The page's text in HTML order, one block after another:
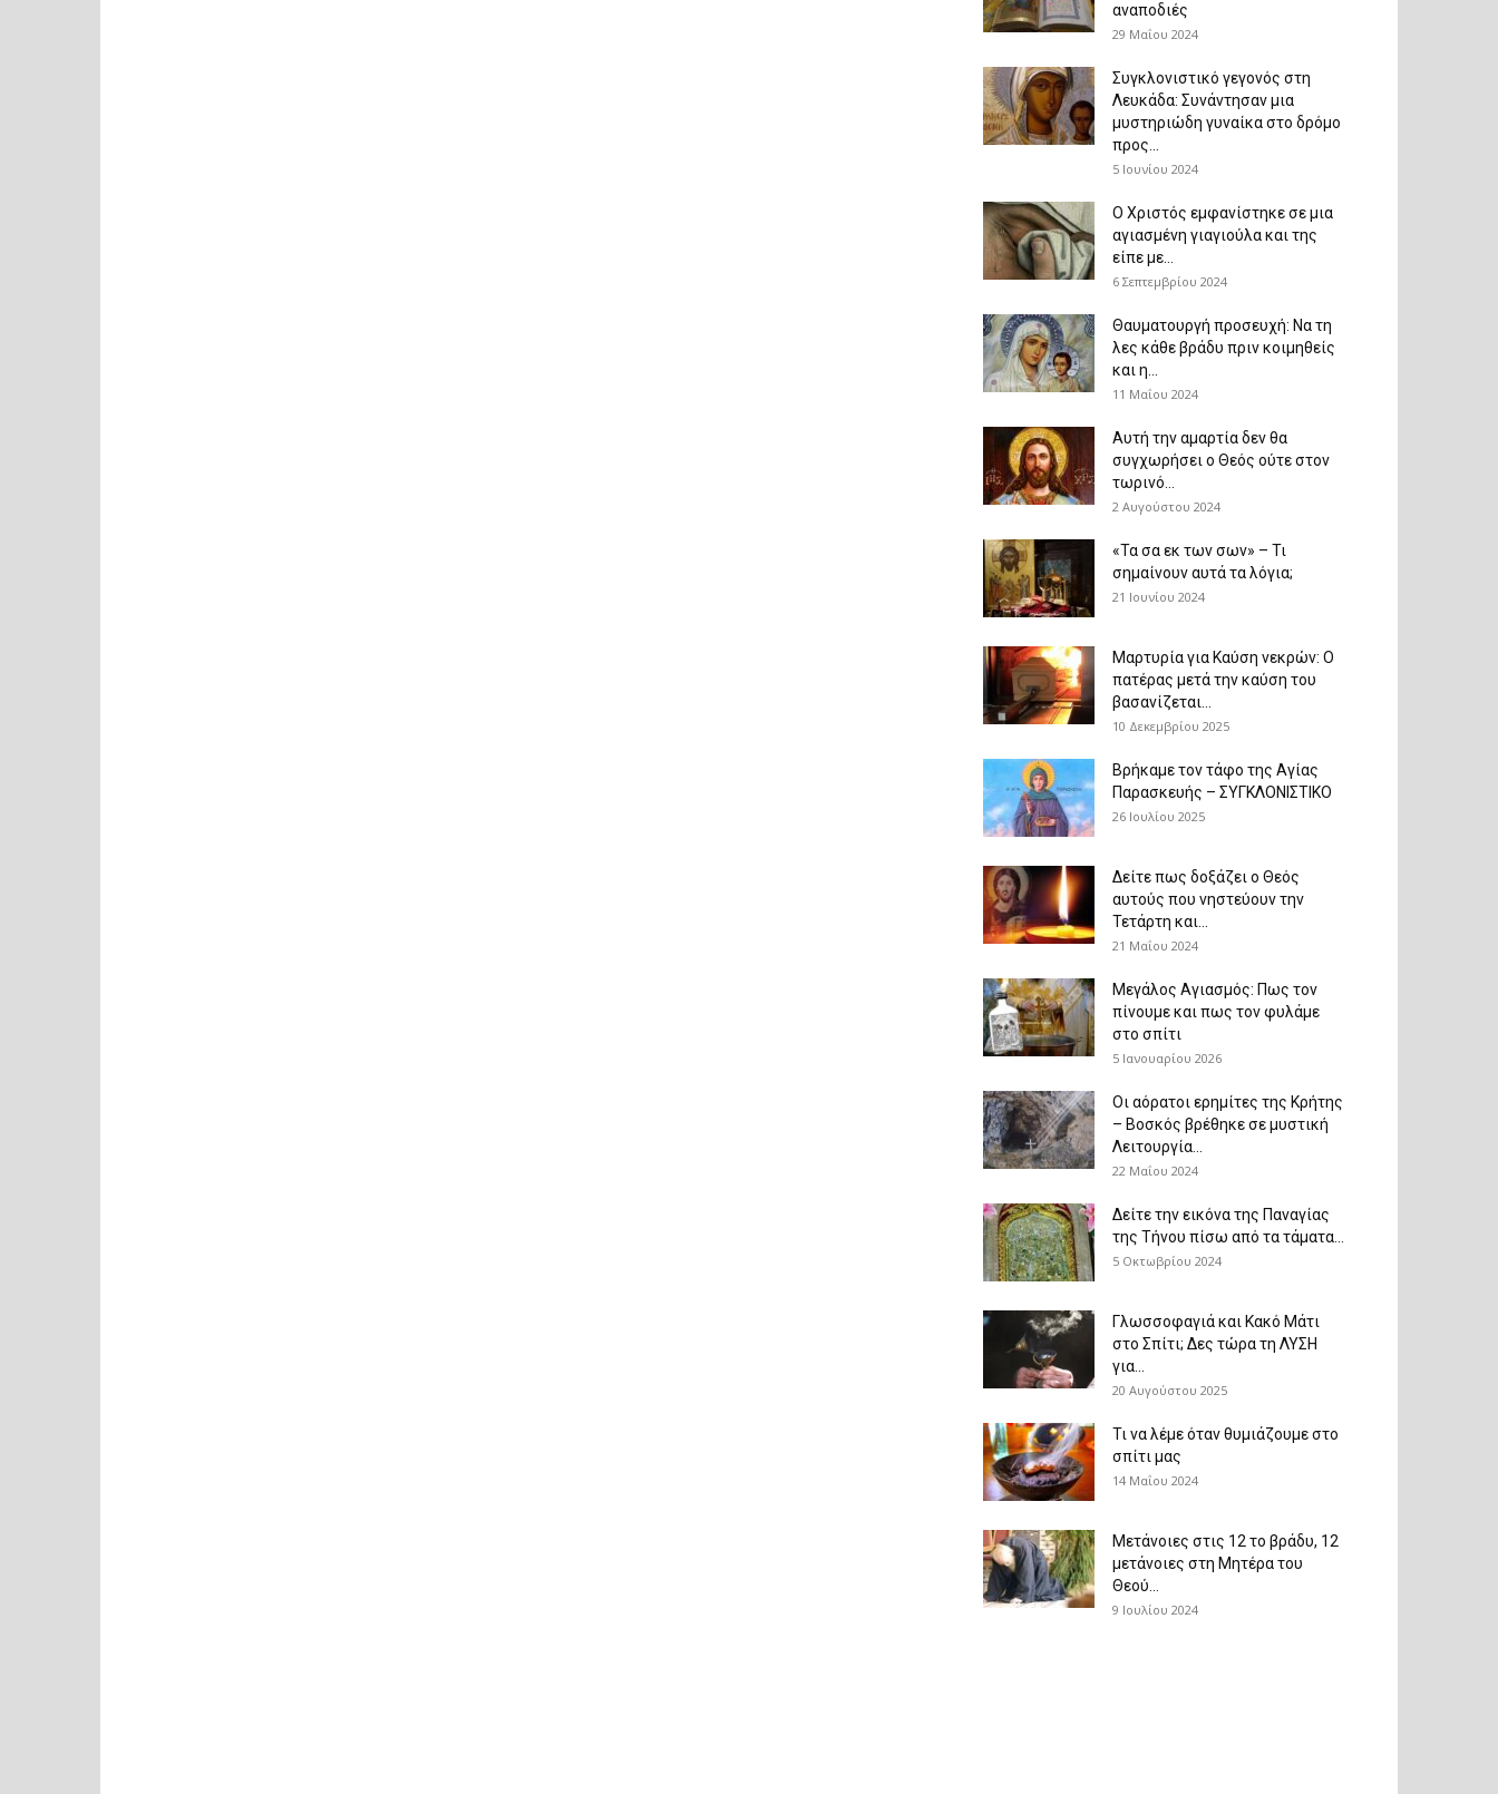
αναποδιές
29 Μαΐου 2024
Συγκλονιστικό γεγονός στη
Λευκάδα: Συνάντησαν μια
μυστηριώδη γυναίκα στο δρόμο
προς...
5 Ιουνίου 2024
Ο Χριστός εμφανίστηκε σε μια
αγιασμένη γιαγιούλα και της
είπε με...
6 Σεπτεμβρίου 2024
Θαυματουργή προσευχή: Να τη
λες κάθε βράδυ πριν κοιμηθείς
και η...
11 Μαΐου 2024
Αυτή την αμαρτία δεν θα
συγχωρήσει ο Θεός ούτε στον
τωρινό...
2 Αυγούστου 2024
«Τα σα εκ των σων» – Τι
σημαίνουν αυτά τα λόγια;
21 Ιουνίου 2024
Μαρτυρία για Καύση νεκρών: Ο
πατέρας μετά την καύση του
βασανίζεται...
10 Δεκεμβρίου 2025
Βρήκαμε τον τάφο της Αγίας
Παρασκευής – ΣΥΓΚΛΟΝΙΣΤΙΚΟ
26 Ιουλίου 2025
Δείτε πως δοξάζει ο Θεός
αυτούς που νηστεύουν την
Τετάρτη και...
21 Μαΐου 2024
Μεγάλος Αγιασμός: Πως τον
πίνουμε και πως τον φυλάμε
στο σπίτι
5 Ιανουαρίου 2026
Οι αόρατοι ερημίτες της Κρήτης
– Βοσκός βρέθηκε σε μυστική
Λειτουργία...
22 Μαΐου 2024
Δείτε την εικόνα της Παναγίας
της Τήνου πίσω από τα τάματα...
5 Οκτωβρίου 2024
Γλωσσοφαγιά και Κακό Μάτι
στο Σπίτι; Δες τώρα τη ΛΥΣΗ
για...
20 Αυγούστου 2025
Τι να λέμε όταν θυμιάζουμε στο
σπίτι μας
14 Μαΐου 2024
Μετάνοιες στις 12 το βράδυ, 12
μετάνοιες στη Μητέρα του
Θεού...
9 Ιουλίου 2024